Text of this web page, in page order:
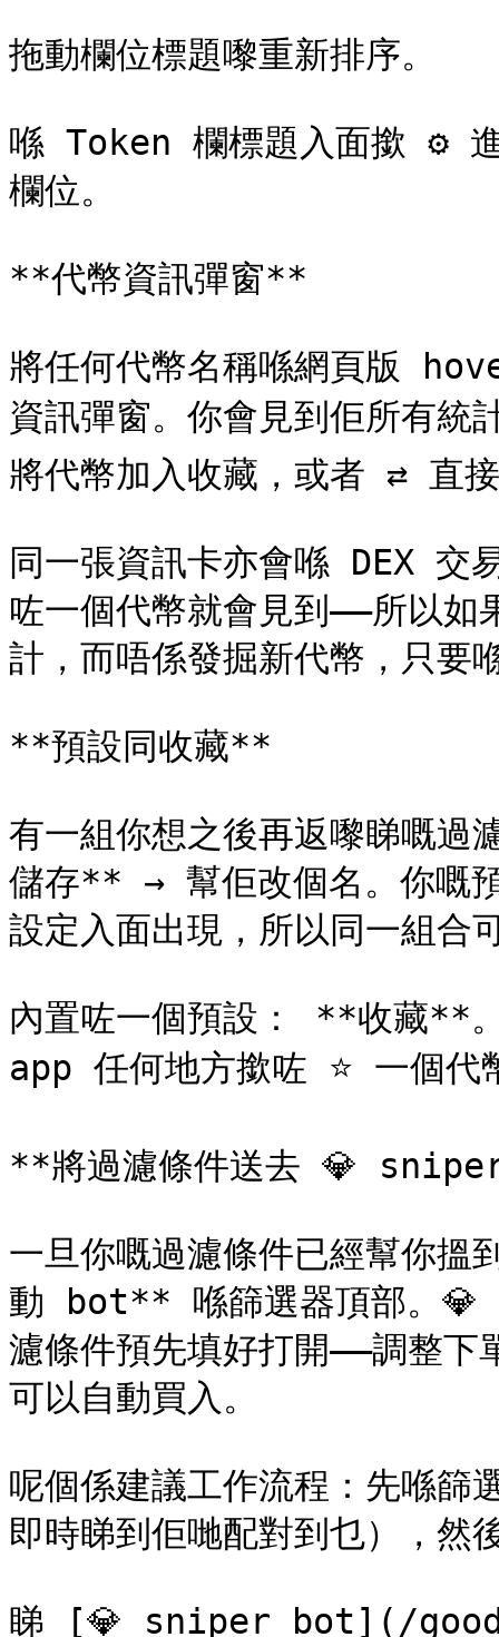
拖動欄位標題嚟重新排序。
喺 Token 欄標題入面撳 ⚙️ 進
欄位。
**代幣資訊彈窗**
將任何代幣名稱喺網頁版
資訊彈窗。你會見到佢所有統
將代幣加入收藏，或者 ⇄ 直
同一張資訊卡亦會喺 DEX 交
咗一個代幣就會見到——所以如
計，而唔係發掘新代幣，只要
**預設同收藏**
有一組你想之後再返嚟睇嘅
儲存** → 幫佢改個名。你
設定入面出現，所以同一組合
內置咗一個預設： **收藏**
app 任何地方撳咗 ⭐ 一個代
**將過濾條件送去 💎
一旦你嘅過濾條件已經幫你
動 bot** 喺篩選器頂部。
濾條件預先填好打開——調整
可以自動買入。
呢個係建議工作流程：先喺篩
即時睇到佢哋配對到乜），
睇 [💎 sniper bot](/